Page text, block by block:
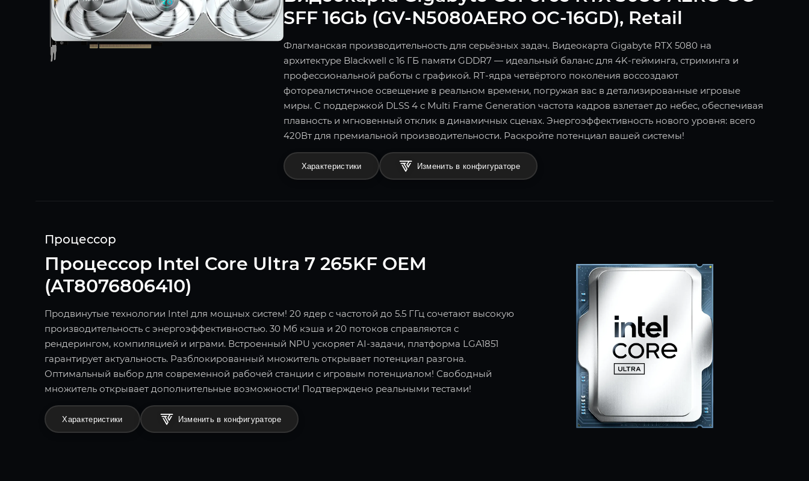
SFF 16Gb (GV-N5080AERO OC-16GD), Retail
Флагманская производительность для серьёзных задач. Видеокарта Gigabyte RTX 5080 на
архитектуре Blackwell с 16 ГБ памяти GDDR7 — идеальный баланс для 4K-гейминга, стриминга и
профессиональной работы с графикой. RT-ядра четвёртого поколения воссоздают
фотореалистичное освещение в реальном времени, погружая вас в детализированные игровые
миры. С поддержкой DLSS 4 с Multi Frame Generation частота кадров взлетает до небес, обеспечивая
плавность и мгновенный отклик в динамичных сценах. Энергоэффективность нового уровня: всего
420Вт для премиальной производительности. Раскройте потенциал вашей системы!
Характеристики Изменить в конфигураторе
Процессор
Процессор Intel Core Ultra 7 265KF OEM
(AT8076806410)
Продвинутые технологии Intel для мощных систем! 20 ядер с частотой до 5.5 ГГц сочетают высокую
производительность с энергоэффективностью. 30 Мб кэша и 20 потоков справляются с
рендерингом, компиляцией и играми. Встроенный NPU ускоряет AI-задачи, платформа LGA1851
гарантирует актуальность. Разблокированный множитель открывает потенциал разгона.
Оптимальный выбор для современной рабочей станции с игровым потенциалом! Свободный
множитель открывает дополнительные возможности! Подтверждено реальными тестами!
Характеристики Изменить в конфигураторе